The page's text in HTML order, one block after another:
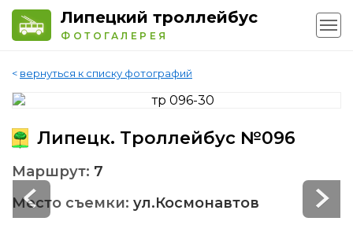
Липецкий троллейбус
ФОТОГАЛЕРЕЯ
< вернуться к списку фотографий
Липецк. Троллейбус №096
Маршрут: 7
Место съемки: ул.Космонавтов